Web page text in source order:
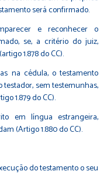
será confirmado.
e reconhecer o
se, a critério do juiz,
1.878 do CC).
na cédula, o testamento
sem testemunhas,
1.879 do CC).
em língua estrangeira,
(Artigo 1.880 do CC).
do testamento o seu